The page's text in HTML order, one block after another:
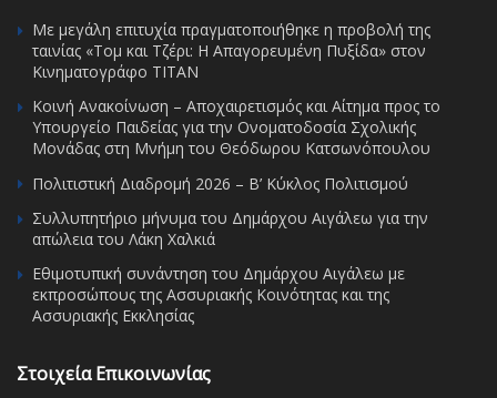
Με μεγάλη επιτυχία πραγματοποιήθηκε η προβολή της
ταινίας «Τομ και Τζέρι: Η Απαγορευμένη Πυξίδα» στον
Κινηματογράφο ΤΙΤΑΝ
Κοινή Ανακοίνωση – Αποχαιρετισμός και Αίτημα προς το
Υπουργείο Παιδείας για την Ονοματοδοσία Σχολικής
Μονάδας στη Μνήμη του Θεόδωρου Κατσωνόπουλου
Πολιτιστική Διαδρομή 2026 – Β’ Κύκλος Πολιτισμού
Συλλυπητήριο μήνυμα του Δημάρχου Αιγάλεω για την
απώλεια του Λάκη Χαλκιά
Εθιμοτυπική συνάντηση του Δημάρχου Αιγάλεω με
εκπροσώπους της Ασσυριακής Κοινότητας και της
Ασσυριακής Εκκλησίας
Στοιχεία Επικοινωνίας